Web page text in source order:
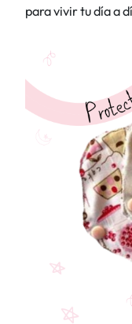
para vivir tu día a